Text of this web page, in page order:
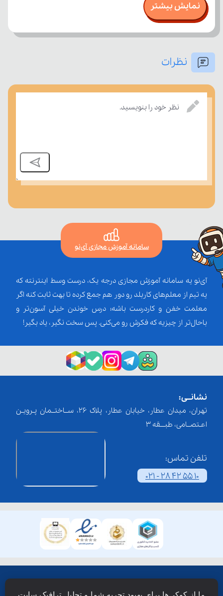
درسی بسنجند.
نمایش بیشتر
نظرات
نظر خود را بنویسید.
سامانه آموزش مجازی آی‌نو
آی‌نو یه سامانه آموزش مجازی درجه یک، درست وسط اینترنته که
یه تیم از معلم‌‌های کاربلد رو دور هم جمع کرده تا بهت ثابت کنه اگر
معلمت خفن و کاردرست باشه؛ درس خوندن خیلی آسون‌تر و
باحال‌تر از چیزیه که فکرش رو می‌کنی. پس سخت نگیر، یاد بگیر!
نشانــی:
تهران، میدان عطار، خیابان عطار، پلاک 26، ســاختــمان پـرویـن
اعـتصــامی، طبـــقه 3
تلفن تماس:
021 - 28 42 55 10